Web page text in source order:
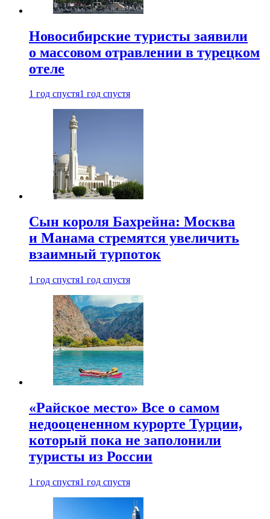
Новосибирские туристы заявили
о массовом отравлении в турецком
отеле
1 год спустя1 год спустя
Сын короля Бахрейна: Москва
и Манама стремятся увеличить
взаимный турпоток
1 год спустя1 год спустя
«Райское место» Все о самом
недооцененном курорте Турции,
который пока не заполонили
туристы из России
1 год спустя1 год спустя